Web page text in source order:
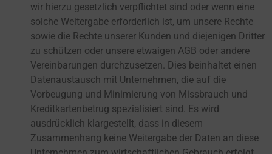
wir hierzu gesetzlich verpflichtet sind oder wenn eine
solche Weitergabe erforderlich ist, um unsere Rechte
sowie die Rechte unserer Kunden und diejenigen Dritter
zu schützen oder unsere etwaigen AGB oder andere
Vereinbarungen durchzusetzen. Dies beinhaltet einen
Datenaustausch mit Unternehmen, die auf die
Vorbeugung und Minimierung von Missbrauch und
Kreditkartenbetrug spezialisiert sind. Es wird
ausdrücklich klargestellt, dass in diesem
Zusammenhang keine Weitergabe der Daten an diese